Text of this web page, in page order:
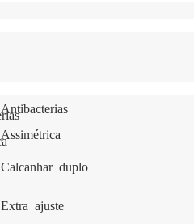
Antibacterias
Assimétrica
Calcanhar duplo
Extra ajuste